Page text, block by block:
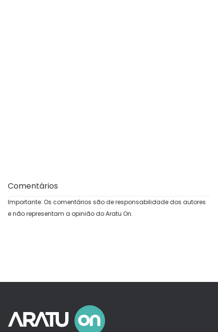
Comentários
Importante: Os comentários são de responsabilidade dos autores
e não representam a opinião do Aratu On.